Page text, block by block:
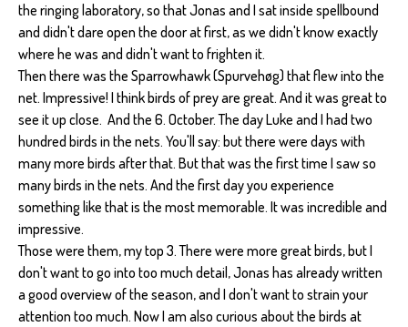
the ringing laboratory, so that Jonas and I sat inside spellbound
and didn't dare open the door at first, as we didn't know exactly
where he was and didn't want to frighten it.
Then there was the Sparrowhawk (Spurvehøg) that flew into the
net. Impressive! I think birds of prey are great. And it was great to
see it up close. And the 6. October. The day Luke and I had two
hundred birds in the nets. You'll say: but there were days with
many more birds after that. But that was the first time I saw so
many birds in the nets. And the first day you experience
something like that is the most memorable. It was incredible and
impressive.
Those were them, my top 3. There were more great birds, but I
don't want to go into too much detail, Jonas has already written
a good overview of the season, and I don't want to strain your
attention too much. Now I am also curious about the birds at